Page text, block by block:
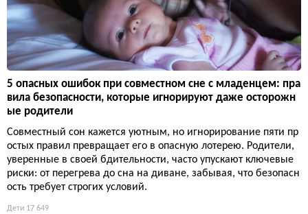
5 опасных ошибок при совместном сне с младенцем: пра
вила безопасности, которые игнорируют даже осторожн
ые родители
Совместный сон кажется уютным, но игнорирование пяти пр
остых правил превращает его в опасную лотерею. Родители,
уверенные в своей бдительности, часто упускают ключевые
риски: от перегрева до сна на диване, забывая, что безопасн
ость требует строгих условий.
Дети 17 649